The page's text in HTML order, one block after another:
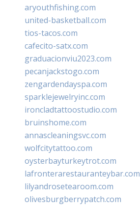
aryouthfishing.com
united-basketball.com
tios-tacos.com
cafecito-satx.com
graduacionviu2023.com
pecanjackstogo.com
zengardendayspa.com
sparklejewelryinc.com
ironcladtattoostudio.com
bruinshome.com
annascleaningsvc.com
wolfcitytattoo.com
oysterbayturkeytrot.com
lafronterarestauranteybar.com
lilyandrosetearoom.com
olivesburgberrypatch.com